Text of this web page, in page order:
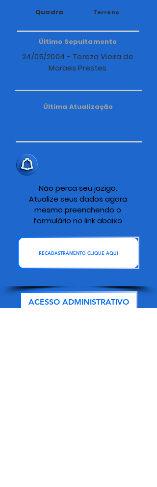
Quadra Terreno
Último Sepultamento
24/05/2004 - Tereza Vieira de
Moraes Prestes
Última Atualização
Não perca seu jazigo.
Atualize seus dados agora
mesmo preenchendo o
formulário no link abaixo
RECADASTRAMENTO CLIQUE AQUI
ACESSO ADMINISTRATIVO